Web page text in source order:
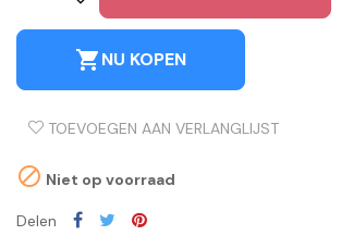
shopping_cartNU KOPEN
TOEVOEGEN AAN VERLANGLIJST
 Niet op voorraad
Delen